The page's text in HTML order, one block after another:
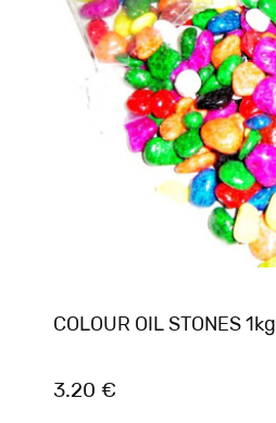
COLOUR OIL STONES 1kg
3.20 €